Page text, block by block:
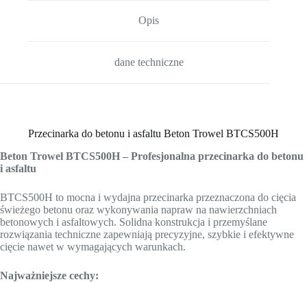
Opis
dane techniczne
Przecinarka do betonu i asfaltu Beton Trowel BTCS500H
Beton Trowel BTCS500H – Profesjonalna przecinarka do betonu
i asfaltu
BTCS500H to mocna i wydajna przecinarka przeznaczona do cięcia
świeżego betonu oraz wykonywania napraw na nawierzchniach
betonowych i asfaltowych. Solidna konstrukcja i przemyślane
rozwiązania techniczne zapewniają precyzyjne, szybkie i efektywne
cięcie nawet w wymagających warunkach.
Najważniejsze cechy: